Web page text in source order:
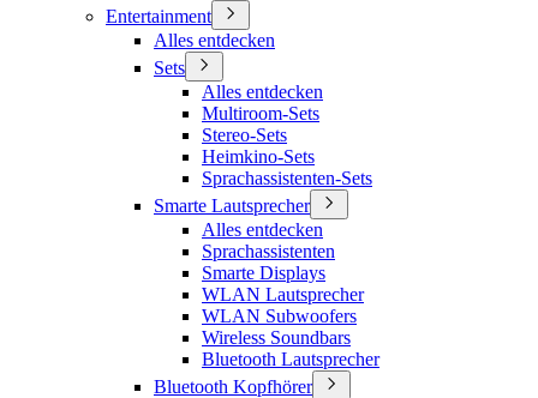
Entertainment
Alles entdecken
Sets
Alles entdecken
Multiroom-Sets
Stereo-Sets
Heimkino-Sets
Sprachassistenten-Sets
Smarte Lautsprecher
Alles entdecken
Sprachassistenten
Smarte Displays
WLAN Lautsprecher
WLAN Subwoofers
Wireless Soundbars
Bluetooth Lautsprecher
Bluetooth Kopfhörer